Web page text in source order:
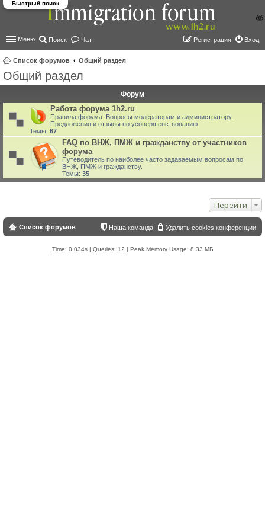
Меню Поиск Чат Вход
Регистрация
Список форумов
Общий раздел
Быстрый поиск
Общий раздел
Форум
Работа форума 1h2.ru
Правила форума. Вопросы модераторам и администратору.
Предложения и отзывы по усовершенствованию
Темы: 67
FAQ по ВНЖ, ПМЖ и гражданству от участников
форума
Путеводитель по наиболее часто задаваемым вопросам по
ВНЖ, ПМЖ и гражданству.
Темы: 35
Перейти
Список форумов Удалить cookies конференции
Наша команда
Time: 0.034s| Queries: 12 | Peak Memory Usage: 8.33 МБ